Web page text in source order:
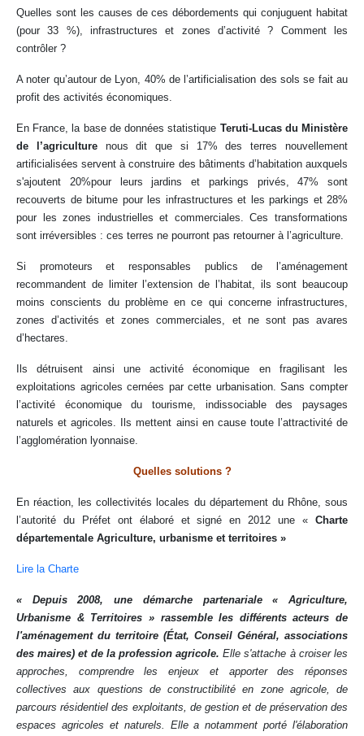
Quelles sont les causes de ces débordements qui conjuguent habitat
(pour 33 %), infrastructures et zones d’activité ? Comment les
contrôler ?
A noter qu’autour de Lyon, 40% de l’artificialisation des sols se fait au
profit des activités économiques.
En France, la base de données statistique Teruti-Lucas du Ministère
de l’agriculturenous dit que si 17% des terres nouvellement
artificialisées servent à construire des bâtiments d’habitation auxquels
s'ajoutent 20%pour leurs jardins et parkings privés, 47% sont
recouverts de bitume pour les infrastructures et les parkings et 28%
pour les zones industrielles et commerciales. Ces transformations
sont irréversibles : ces terres ne pourront pas retourner à l’agriculture.
Si promoteurs et responsables publics de l’aménagement
recommandent de limiter l’extension de l’habitat, ils sont beaucoup
moins conscients du problème en ce qui concerne infrastructures,
zones d’activités et zones commerciales, et ne sont pas avares
d’hectares.
Ils détruisent ainsi une activité économique en fragilisant les
exploitations agricoles cernées par cette urbanisation. Sans compter
l’activité économique du tourisme, indissociable des paysages
naturels et agricoles. Ils mettent ainsi en cause toute l’attractivité de
l’agglomération lyonnaise.
Quelles solutions ?
En réaction, les collectivités locales du département du Rhône, sous
l’autorité du Préfet ont élaboré et signé en 2012 une « Charte
départementale Agriculture, urbanisme et territoires »
Lire la Charte
« Depuis 2008, une démarche partenariale « Agriculture,
Urbanisme & Territoires » rassemble les différents acteurs de
l'aménagement du territoire (État, Conseil Général, associations
des maires) et de la profession agricole.Elle s'attache à croiser les
approches, comprendre les enjeux et apporter des réponses
collectives aux questions de constructibilité en zone agricole, de
parcours résidentiel des exploitants, de gestion et de préservation des
espaces agricoles et naturels. Elle a notamment porté l'élaboration